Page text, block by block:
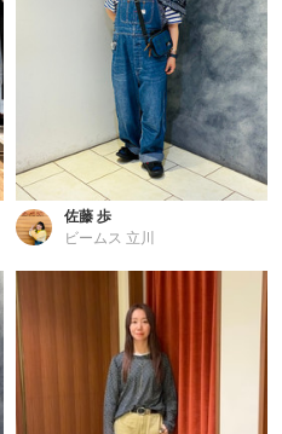
佐藤 歩
ビームス 立川